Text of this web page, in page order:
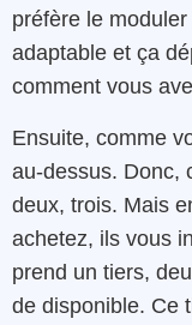
préfère le
adaptable et ça
comment vous
Ensuite, comme
au-dessus. Donc,
deux, trois. Mais
achetez, ils vous
prend un tiers,
de disponible. Ce